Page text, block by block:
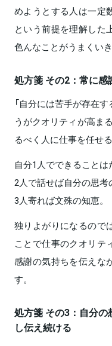
めようとする人は一定
という前提を理解した
色んなことがうまくいき
処方箋 その2：常に
「自分には苦手が存在
うがクオリティが高ま
るべく人に仕事を任せる
自分1人でできることは
2人で話せば自分の思考
3人寄れば文殊の知恵。
独りよがりになるので
ことで仕事のクオリテ
感謝の気持ちを伝えな
す。
処方箋 その3：自分
し伝え続ける